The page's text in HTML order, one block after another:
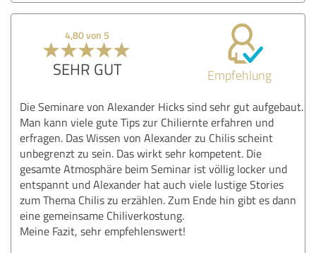
4,80 von 5
SEHR GUT Empfehlung
Die Seminare von Alexander Hicks sind sehr gut aufgebaut.
Man kann viele gute Tips zur Chiliernte erfahren und
erfragen. Das Wissen von Alexander zu Chilis scheint
unbegrenzt zu sein. Das wirkt sehr kompetent. Die
gesamte Atmosphäre beim Seminar ist völlig locker und
entspannt und Alexander hat auch viele lustige Stories
zum Thema Chilis zu erzählen. Zum Ende hin gibt es dann
eine gemeinsame Chiliverkostung.
Meine Fazit, sehr empfehlenswert!